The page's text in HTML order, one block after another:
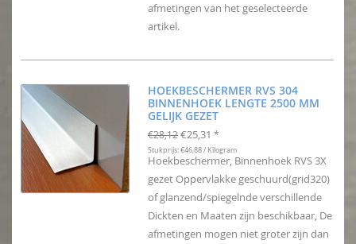
afmetingen van het geselecteerde
artikel.
HOEKBESCHERMER RVS 304
BINNENHOEK LENGTE 2500 MM
GELIJK GEZET
€28,12 €25,31 *
Stukprijs: €46,88 / Kilogram
Hoekbeschermer, Binnenhoek RVS 3X
gezet Oppervlakke geschuurd(grid320)
of glanzend/spiegelnde verschillende
Dickten en Maaten zijn beschikbaar, De
afmetingen mogen niet groter zijn dan